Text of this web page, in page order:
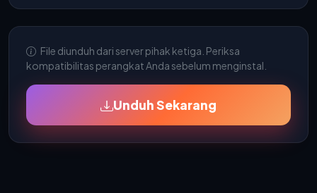
File diunduh dari server pihak ketiga. Periksa
kompatibilitas perangkat Anda sebelum menginstal.
Unduh Sekarang